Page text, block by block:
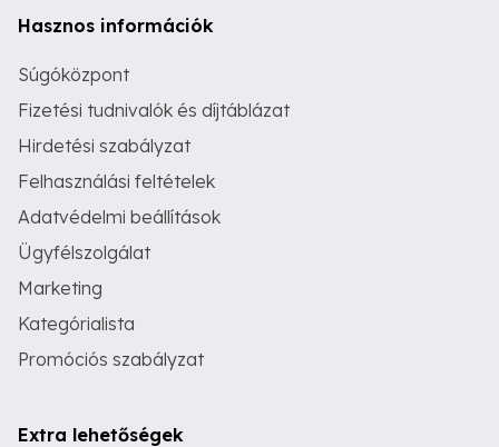
Hasznos információk
Súgóközpont
Fizetési tudnivalók és díjtáblázat
Hirdetési szabályzat
Felhasználási feltételek
Adatvédelmi beállítások
Ügyfélszolgálat
Marketing
Kategórialista
Promóciós szabályzat
Extra lehetőségek